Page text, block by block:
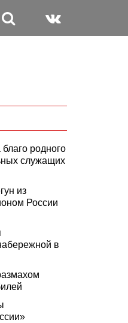
родного
служащих
из
России
в